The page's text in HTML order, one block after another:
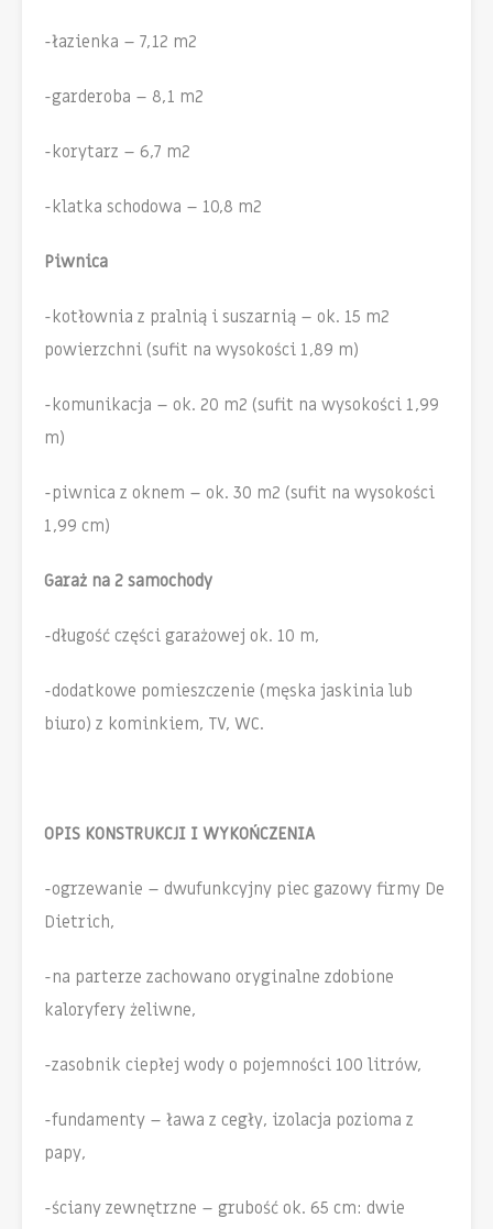
-łazienka – 7,12 m2
-garderoba – 8,1 m2
-korytarz – 6,7 m2
-klatka schodowa – 10,8 m2
Piwnica
-kotłownia z pralnią i suszarnią – ok. 15 m2
powierzchni (sufit na wysokości 1,89 m)
-komunikacja – ok. 20 m2 (sufit na wysokości 1,99
m)
-piwnica z oknem – ok. 30 m2 (sufit na wysokości
1,99 cm)
Garaż na 2 samochody
-długość części garażowej ok. 10 m,
-dodatkowe pomieszczenie (męska jaskinia lub
biuro) z kominkiem, TV, WC.
OPIS KONSTRUKCJI I WYKOŃCZENIA
-ogrzewanie – dwufunkcyjny piec gazowy firmy De
Dietrich,
-na parterze zachowano oryginalne zdobione
kaloryfery żeliwne,
-zasobnik ciepłej wody o pojemności 100 litrów,
-fundamenty – ława z cegły, izolacja pozioma z
papy,
-ściany zewnętrzne – grubość ok. 65 cm: dwie